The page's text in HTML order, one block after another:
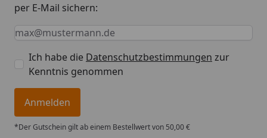
per E-Mail sichern:
Keine Eingabe erforderlich
Eingabe erforderlich
E-Mail *
Ich habe die Datenschutzbestimmungen zur
Kenntnis genommen
Anmelden
*Der Gutschein gilt ab einem Bestellwert von 50,00 €